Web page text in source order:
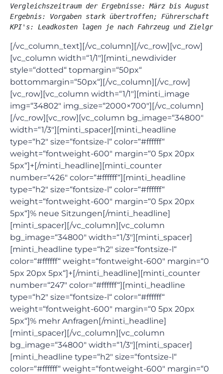
Vergleichszeitraum der Ergebnisse: März bis August
Ergebnis: Vorgaben stark übertroffen; Führerschaft im
KPI's: Leadkosten lagen je nach Fahrzeug und
[/vc_column_text][/vc_column][/vc_row][vc_row]
[vc_column width=“1/1″][minti_newdivider
style=“dotted“ topmargin=“50px“
bottommargin=“50px“][/vc_column][/vc_row]
[vc_row][vc_column width=“1/1″][minti_image
img=“34802″ img_size=“2000×700″][/vc_column]
[/vc_row][vc_row][vc_column bg_image=“34800″
width=“1/3″][minti_spacer][minti_headline
type=“h2″ size=“fontsize-l“ color=“#ffffff“
weight=“fontweight-600″ margin=“0 5px 20px
5px“]+[/minti_headline][minti_counter
number=“426″ color=“#ffffff“][minti_headline
type=“h2″ size=“fontsize-l“ color=“#ffffff“
weight=“fontweight-600″ margin=“0 5px 20px
5px“]% neue Sitzungen[/minti_headline]
[minti_spacer][/vc_column][vc_column
bg_image=“34800″ width=“1/3″][minti_spacer]
[minti_headline type=“h2″ size=“fontsize-l“
color=“#ffffff“ weight=“fontweight-600″ margin=“0
5px 20px 5px“]+[/minti_headline][minti_counter
number=“247″ color=“#ffffff“][minti_headline
type=“h2″ size=“fontsize-l“ color=“#ffffff“
weight=“fontweight-600″ margin=“0 5px 20px
5px“]% mehr Anfragen[/minti_headline]
[minti_spacer][/vc_column][vc_column
bg_image=“34800″ width=“1/3″][minti_spacer]
[minti_headline type=“h2″ size=“fontsize-l“
color=“#ffffff“ weight=“fontweight-600″ margin=“0